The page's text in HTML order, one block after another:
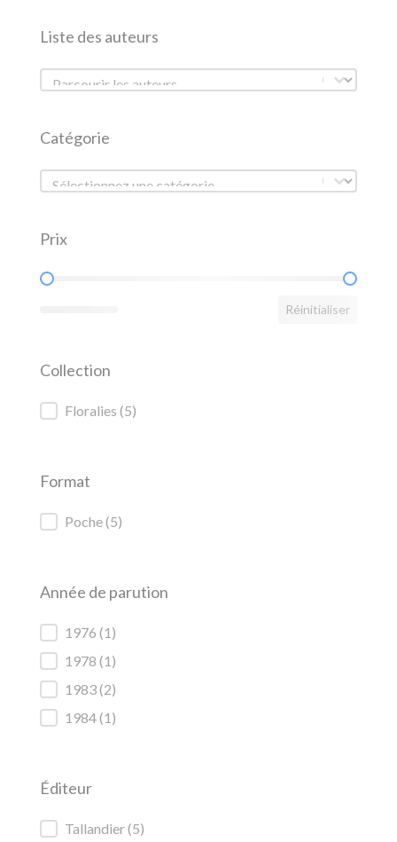
Liste des auteurs
Liste des auteurs
Liste des auteurs
Catégorie
Catégorie
Catégorie
Prix
Prix
Réinitialiser
Collection
Collection
Floralies (5)
Format
Format
Poche(5)
Année de parution
Année de parution
1976 (1)
1978 (1)
1983(2)
1984(1)
Éditeur
Éditeur
Tallandier(5)